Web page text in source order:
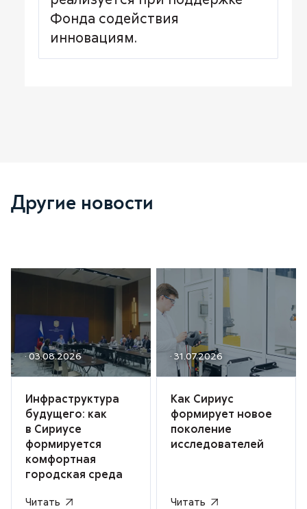
Фонда содействия
инновациям.
Другие новости
· 03.08.2026
Инфраструктура
будущего: как
в Сириусе
формируется
комфортная
городская среда
Читать
· 31.07.2026
Как Сириус
формирует новое
поколение
исследователей
Читать